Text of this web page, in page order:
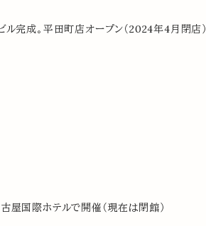
完成。平田町店オープン（2024年4月閉店
屋国際ホテルで開催（現在は閉館）